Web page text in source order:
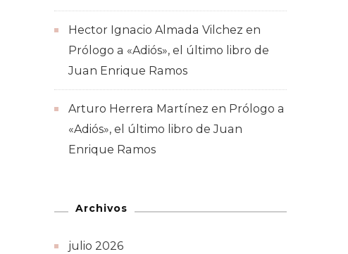
Hector Ignacio Almada Vilchez en
Prólogo a «Adiós», el último libro de
Juan Enrique Ramos
Arturo Herrera Martínez en Prólogo a
«Adiós», el último libro de Juan
Enrique Ramos
Archivos
julio 2026